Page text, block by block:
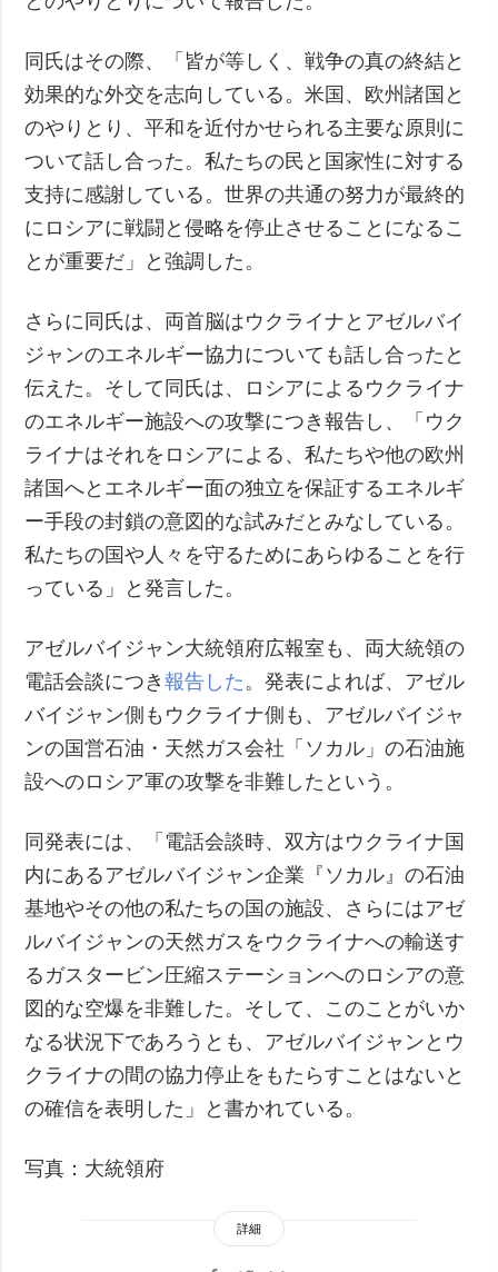
同氏はその際、「皆が等しく、戦争の真の終結と
効果的な外交を志向している。米国、欧州諸国と
のやりとり、平和を近付かせられる主要な原則に
ついて話し合った。私たちの民と国家性に対する
支持に感謝している。世界の共通の努力が最終的
にロシアに戦闘と侵略を停止させることになるこ
とが重要だ」と強調した。
さらに同氏は、両首脳はウクライナとアゼルバイ
ジャンのエネルギー協力についても話し合ったと
伝えた。そして同氏は、ロシアによるウクライナ
のエネルギー施設への攻撃につき報告し、「ウク
ライナはそれをロシアによる、私たちや他の欧州
諸国へとエネルギー面の独立を保証するエネルギ
ー手段の封鎖の意図的な試みだとみなしている。
私たちの国や人々を守るためにあらゆることを行
っている」と発言した。
アゼルバイジャン大統領府広報室も、両大統領の
電話会談につき報告した。発表によれば、アゼル
バイジャン側もウクライナ側も、アゼルバイジャ
ンの国営石油・天然ガス会社「ソカル」の石油施
設へのロシア軍の攻撃を非難したという。
同発表には、「電話会談時、双方はウクライナ国
内にあるアゼルバイジャン企業『ソカル』の石油
基地やその他の私たちの国の施設、さらにはアゼ
ルバイジャンの天然ガスをウクライナへの輸送す
るガスタービン圧縮ステーションへのロシアの意
図的な空爆を非難した。そして、このことがいか
なる状況下であろうとも、アゼルバイジャンとウ
クライナの間の協力停止をもたらすことはないと
の確信を表明した」と書かれている。
写真：大統領府
詳細